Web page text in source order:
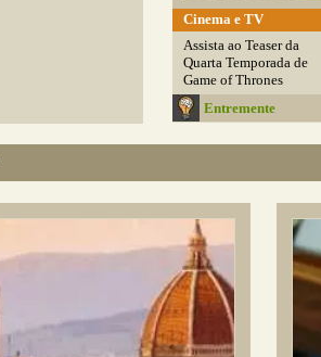
Cinema e TV
Assista ao Teaser da
Quarta Temporada de
Game of Thrones
Entremente